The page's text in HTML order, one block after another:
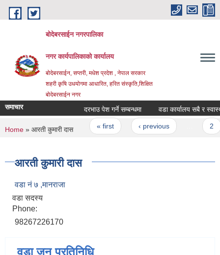
Skip to main content
बोदेबरसाईन नगरपालिका
नगर कार्यपालिकाको कार्यालय
बोदेबरसाईन, सप्तरी, मधेश प्रदेश , नेपाल सरकार
शहरी कृषि उधयोगमा आधारित, हरित संस्कृति,शिक्षित
बोदेबरसाईन नगर
समाचार दरभाउ पेश गर्ने सम्बन्धमा वडा कार्यालय सबै र
Pages
« first ‹ previous
You are here
Home » आरती कुमारी दास
आरती कुमारी दास
वडा नं‌ ७ ,मानराजा
वडा सदस्य
Phone:
98267226170
वडा जन प्रतिनिधि